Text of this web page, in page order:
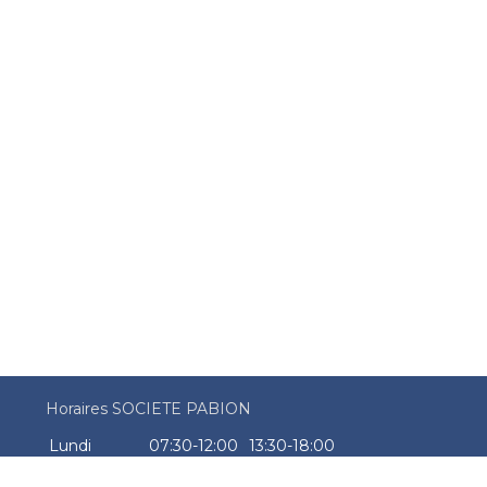
Horaires SOCIETE PABION
Lundi
07:30-12:00
13:30-18:00